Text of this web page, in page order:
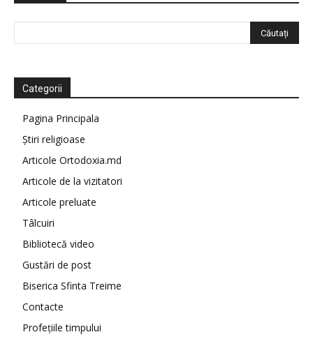
Categorii
Pagina Principala
Știri religioase
Articole Ortodoxia.md
Articole de la vizitatori
Articole preluate
Tâlcuiri
Bibliotecă video
Gustări de post
Biserica Sfinta Treime
Contacte
Profețiile timpului